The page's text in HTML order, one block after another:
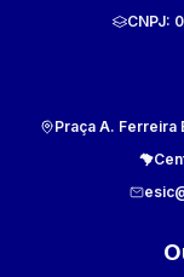
CNPJ:
Praça A. Ferreira